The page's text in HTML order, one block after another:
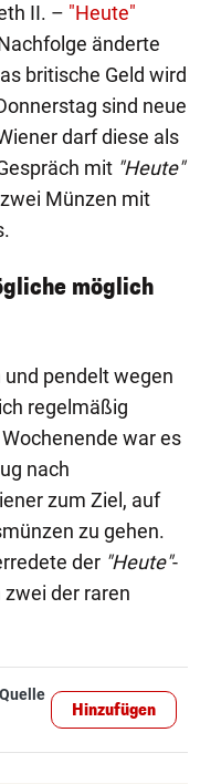
II. – "Heute"
änderte
britische Geld wird
sind neue
darf diese als
mit "Heute"
Münzen mit
möglich
und pendelt wegen
regelmäßig
war es
nach
zum Ziel, auf
zu gehen.
der "Heute"-
der raren
Hinzufügen